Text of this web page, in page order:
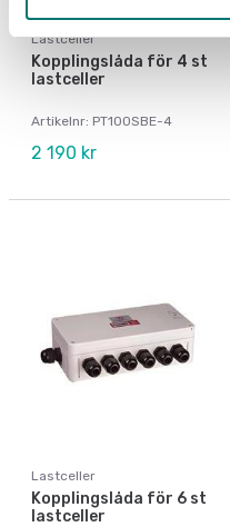
Lastceller
Kopplingslåda för 4 st
lastceller
Artikelnr: PT100SBE-4
2 190 kr
Lastceller
Kopplingslåda för 6 st
lastceller